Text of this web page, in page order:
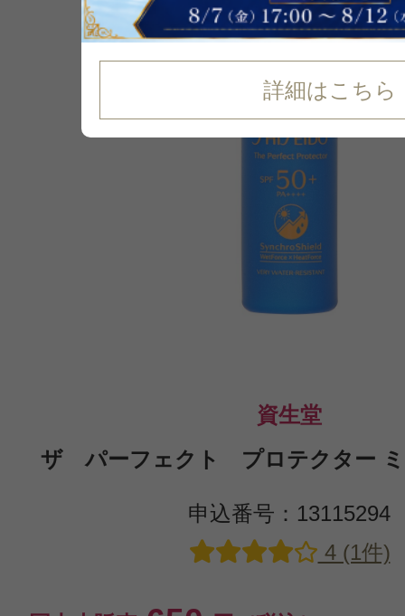
詳細はこちら
資生堂
ザ パーフェクト プロテクター ミ
申込番号：13115294
4 (1件)